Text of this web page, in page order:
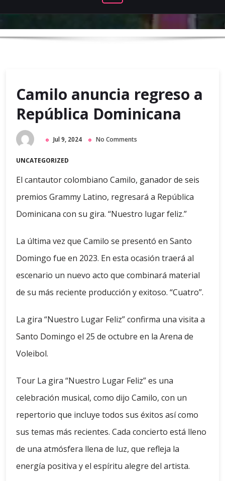
Camilo anuncia regreso a
República Dominicana
Jul 9, 2024 No Comments
UNCATEGORIZED
El cantautor colombiano Camilo, ganador de seis
premios Grammy Latino, regresará a República
Dominicana con su gira. “Nuestro lugar feliz.”
La última vez que Camilo se presentó en Santo
Domingo fue en 2023. En esta ocasión traerá al
escenario un nuevo acto que combinará material
de su más reciente producción y exitoso. “Cuatro”.
La gira “Nuestro Lugar Feliz” confirma una visita a
Santo Domingo el 25 de octubre en la Arena de
Voleibol.
Tour La gira “Nuestro Lugar Feliz” es una
celebración musical, como dijo Camilo, con un
repertorio que incluye todos sus éxitos así como
sus temas más recientes. Cada concierto está lleno
de una atmósfera llena de luz, que refleja la
energía positiva y el espíritu alegre del artista.